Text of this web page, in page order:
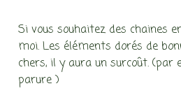
Si vous souhaitez des chaines
moi. Les éléments dorés de
chers, il y aura un surcoût. (par
parure )